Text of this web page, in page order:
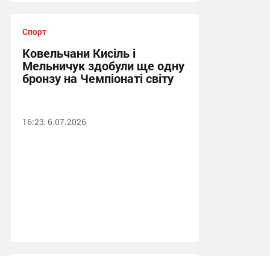
Спорт
Ковельчани Кисіль і
Мельничук здобули ще одну
бронзу на Чемпіонаті світу
16:23, 6.07.2026